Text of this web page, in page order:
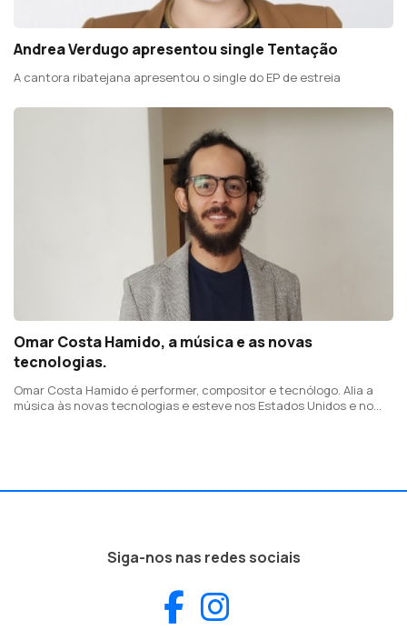
Andrea Verdugo apresentou single Tentação
A cantora ribatejana apresentou o single do EP de estreia
Omar Costa Hamido, a música e as novas
tecnologias.
Omar Costa Hamido é performer, compositor e tecnólogo. Alia a
música às novas tecnologias e esteve nos Estados Unidos e no
Siga-nos nas redes sociais
Facebook